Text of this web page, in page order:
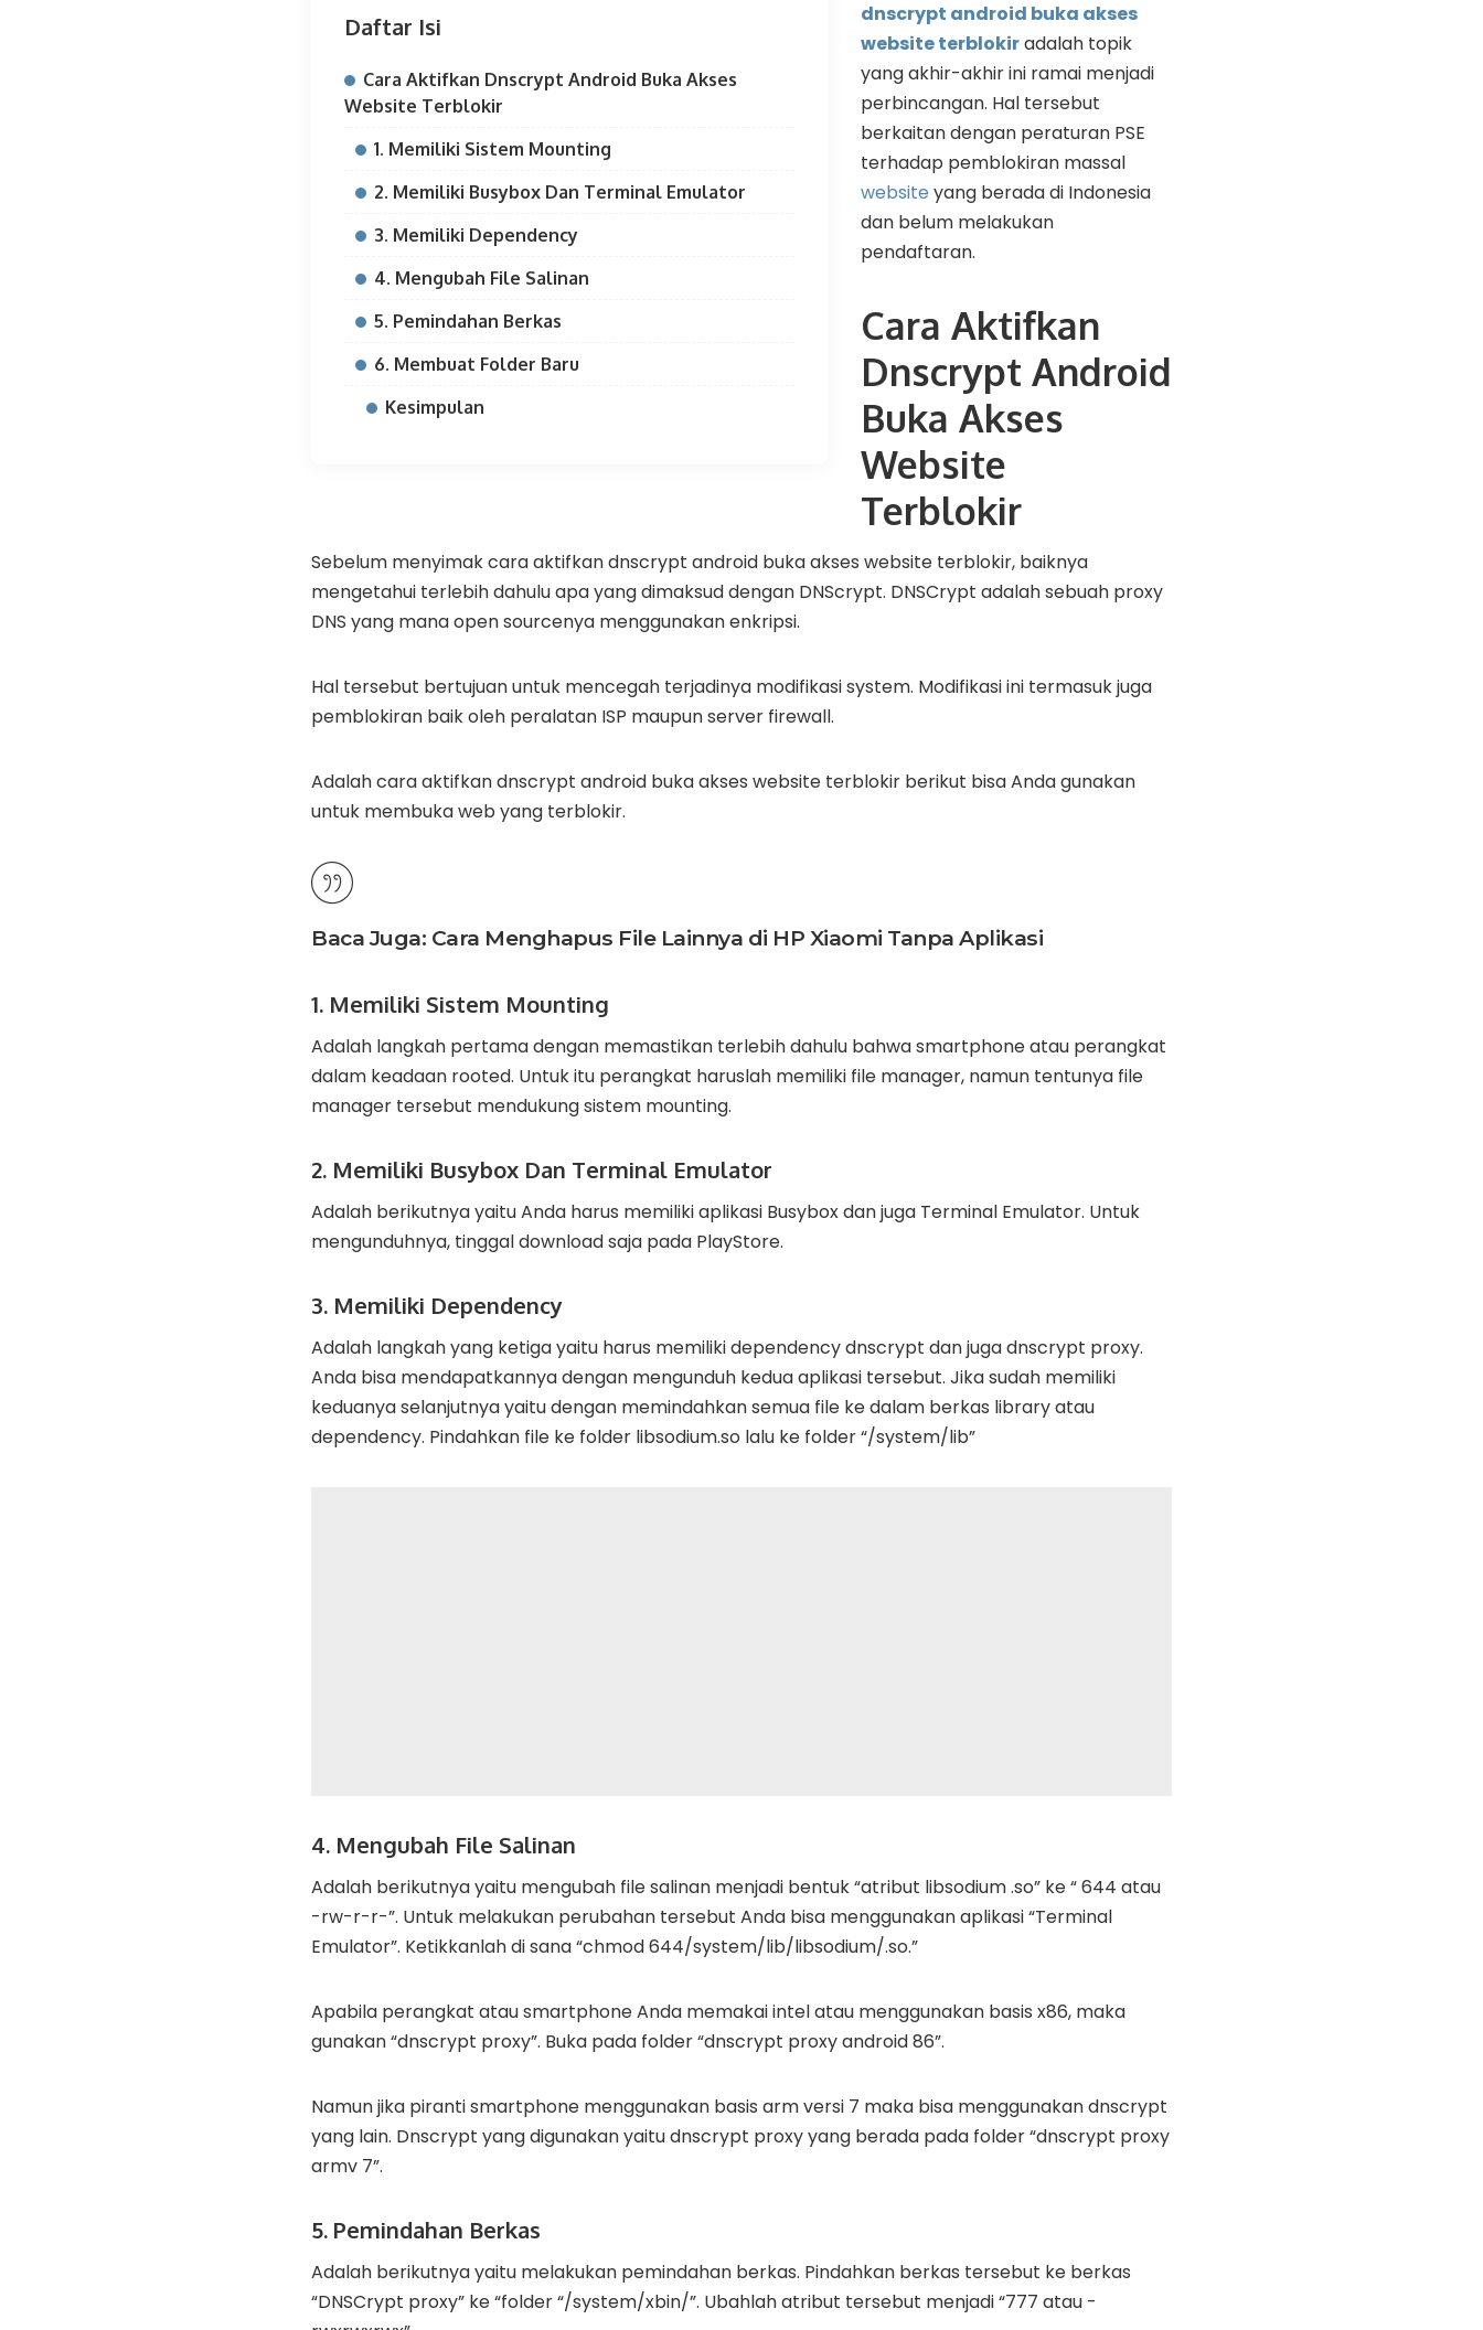
Daftar Isi
Cara Aktifkan Dnscrypt Android Buka Akses
Website Terblokir
1. Memiliki Sistem Mounting
2. Memiliki Busybox Dan Terminal Emulator
3. Memiliki Dependency
4. Mengubah File Salinan
5. Pemindahan Berkas
6. Membuat Folder Baru
Kesimpulan
dnscrypt android buka akses
website terblokiradalah topik
yang akhir-akhir ini ramai menjadi
perbincangan. Hal tersebut
berkaitan dengan peraturan PSE
terhadap pemblokiran massal
website yang berada di Indonesia
dan belum melakukan
pendaftaran.
Cara Aktifkan
Dnscrypt Android
Buka Akses
Website
Terblokir
Sebelum menyimak cara aktifkan dnscrypt android buka akses website terblokir, baiknya
mengetahui terlebih dahulu apa yang dimaksud dengan DNScrypt. DNSCrypt adalah sebuah proxy
DNS yang mana open sourcenya menggunakan enkripsi.
Hal tersebut bertujuan untuk mencegah terjadinya modifikasi system. Modifikasi ini termasuk juga
pemblokiran baik oleh peralatan ISP maupun server firewall.
Adalah cara aktifkan dnscrypt android buka akses website terblokir berikut bisa Anda gunakan
untuk membuka web yang terblokir.
Baca Juga: Cara Menghapus File Lainnya di HP Xiaomi Tanpa Aplikasi
1. Memiliki Sistem Mounting
Adalah langkah pertama dengan memastikan terlebih dahulu bahwa smartphone atau perangkat
dalam keadaan rooted. Untuk itu perangkat haruslah memiliki file manager, namun tentunya file
manager tersebut mendukung sistem mounting.
2. Memiliki Busybox Dan Terminal Emulator
Adalah berikutnya yaitu Anda harus memiliki aplikasi Busybox dan juga Terminal Emulator. Untuk
mengunduhnya, tinggal download saja pada PlayStore.
3. Memiliki Dependency
Adalah langkah yang ketiga yaitu harus memiliki dependency dnscrypt dan juga dnscrypt proxy.
Anda bisa mendapatkannya dengan mengunduh kedua aplikasi tersebut. Jika sudah memiliki
keduanya selanjutnya yaitu dengan memindahkan semua file ke dalam berkas library atau
dependency. Pindahkan file ke folder libsodium.so lalu ke folder “/system/lib”
4. Mengubah File Salinan
Adalah berikutnya yaitu mengubah file salinan menjadi bentuk “atribut libsodium .so” ke “ 644 atau
-rw-r-r-”. Untuk melakukan perubahan tersebut Anda bisa menggunakan aplikasi “Terminal
Emulator”. Ketikkanlah di sana “chmod 644/system/lib/libsodium/.so.”
Apabila perangkat atau smartphone Anda memakai intel atau menggunakan basis x86, maka
gunakan “dnscrypt proxy”. Buka pada folder “dnscrypt proxy android 86”.
Namun jika piranti smartphone menggunakan basis arm versi 7 maka bisa menggunakan dnscrypt
yang lain. Dnscrypt yang digunakan yaitu dnscrypt proxy yang berada pada folder “dnscrypt proxy
armv 7”.
5. Pemindahan Berkas
Adalah berikutnya yaitu melakukan pemindahan berkas. Pindahkan berkas tersebut ke berkas
“DNSCrypt proxy” ke “folder “/system/xbin/”. Ubahlah atribut tersebut menjadi “777 atau -